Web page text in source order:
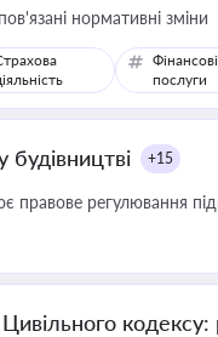
нормативні зміни
Фінансові
послуги
будівництві +15
правове регулювання
кодексу: